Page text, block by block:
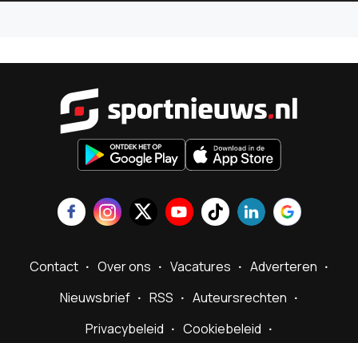
Contact Over ons Vacatures
Adverteren
Nieuwsbrief
RSS
Auteursrechten
Privacybeleid
Cookiebeleid